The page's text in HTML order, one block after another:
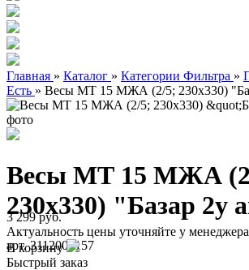
Главная » Каталог » Категории Фильтра »
Есть » Весы МТ 15 МЖА (2/5; 230х330)
Весы МТ 15 МЖА
230х330) "Базар 2у
арт. 3112000157
3 299 руб.
Актуальность цены уточняйте у менеджера
В корзину
Быстрый заказ